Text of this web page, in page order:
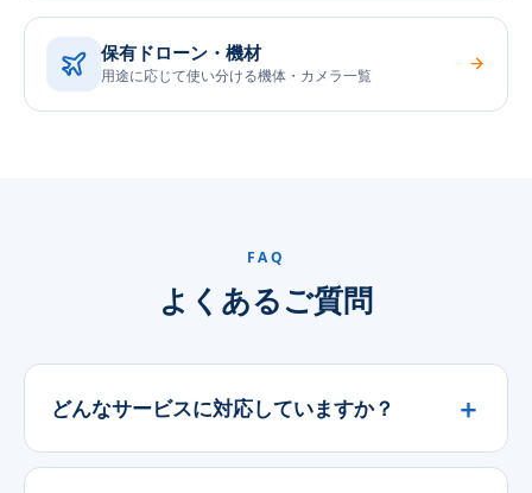
保有ドローン・機材
用途に応じて使い分ける機体・カメラ一覧
FAQ
よくあるご質問
どんなサービスに対応していますか？